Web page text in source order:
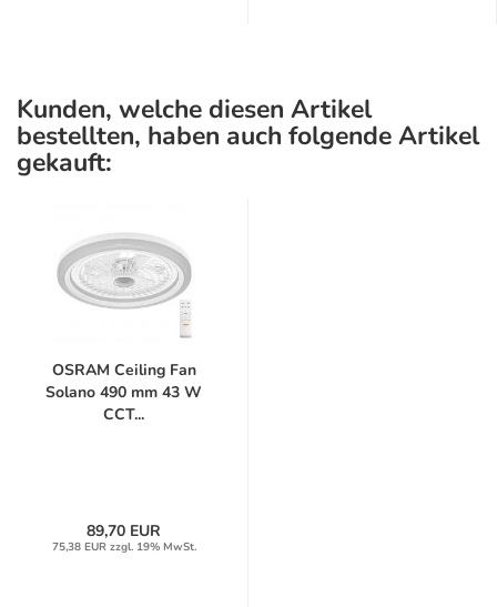
Kunden, welche diesen Artikel
bestellten, haben auch folgende Artikel
gekauft:
OSRAM Ceiling Fan
Solano 490 mm 43 W
CCT...
89,70 EUR
75,38 EUR zzgl. 19% MwSt.